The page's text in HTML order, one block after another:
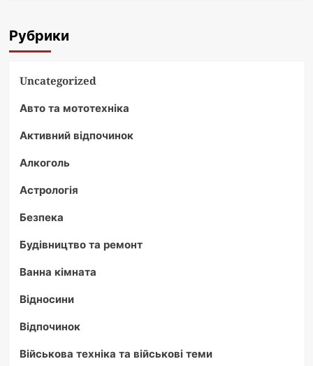
Рубрики
Uncategorized
Авто та мототехніка
Активний відпочинок
Алкоголь
Астрологія
Безпека
Будівництво та ремонт
Ванна кімната
Відносини
Відпочинок
Військова техніка та військові теми